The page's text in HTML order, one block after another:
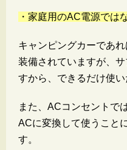
・家庭用のAC電源では
キャンピングカーであ
装備されていますが、
すから、できるだけ使い
また、ACコンセントで
ACに変換して使うこと
す。